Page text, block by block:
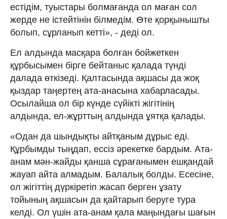
естідім, туыстары болмағанда ол маған сол
жерде не істейтінін білмедім. Өте қорқынышты
болып, сұрланып кетті», - деді ол.
Ел алдында масқара болған бойжеткен
құрбысымен бірге бейтаныс қалада түнді
далада өткізеді. Қалтасында ақшасы да жоқ
қыздар таңертең ата-анасына хабарласады.
Осылайша ол бір күнде сүйікті жігітінің
алдында, ел-жұрттың алдында ұятқа қалады.
«Одан да шындықты айтқаным дұрыс еді.
Құрбымды тыңдап, ессіз әрекетке бардым. Ата-
анам мән-жайды қанша сұрағанымен ешқандай
жауап айта алмадым. Балалық болды. Есесіне,
ол жігіттің дүркіретіп жасап берген ұзату
тойының ақшасын да қайтарып беруге тура
келді. Ол үшін ата-анам қала маңындағы шағын